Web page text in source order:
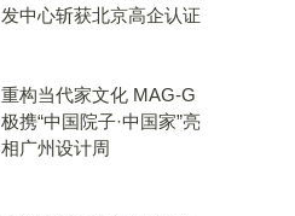
发中心斩获北京高企认证
重构当代家文化 MAG-G
极携“中国院子·中国家”亮
相广州设计周